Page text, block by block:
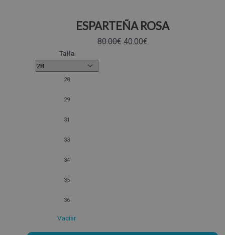
ESPARTEÑA ROSA
80.00€ 40.00€
Talla
28
29
31
33
34
35
36
Vaciar